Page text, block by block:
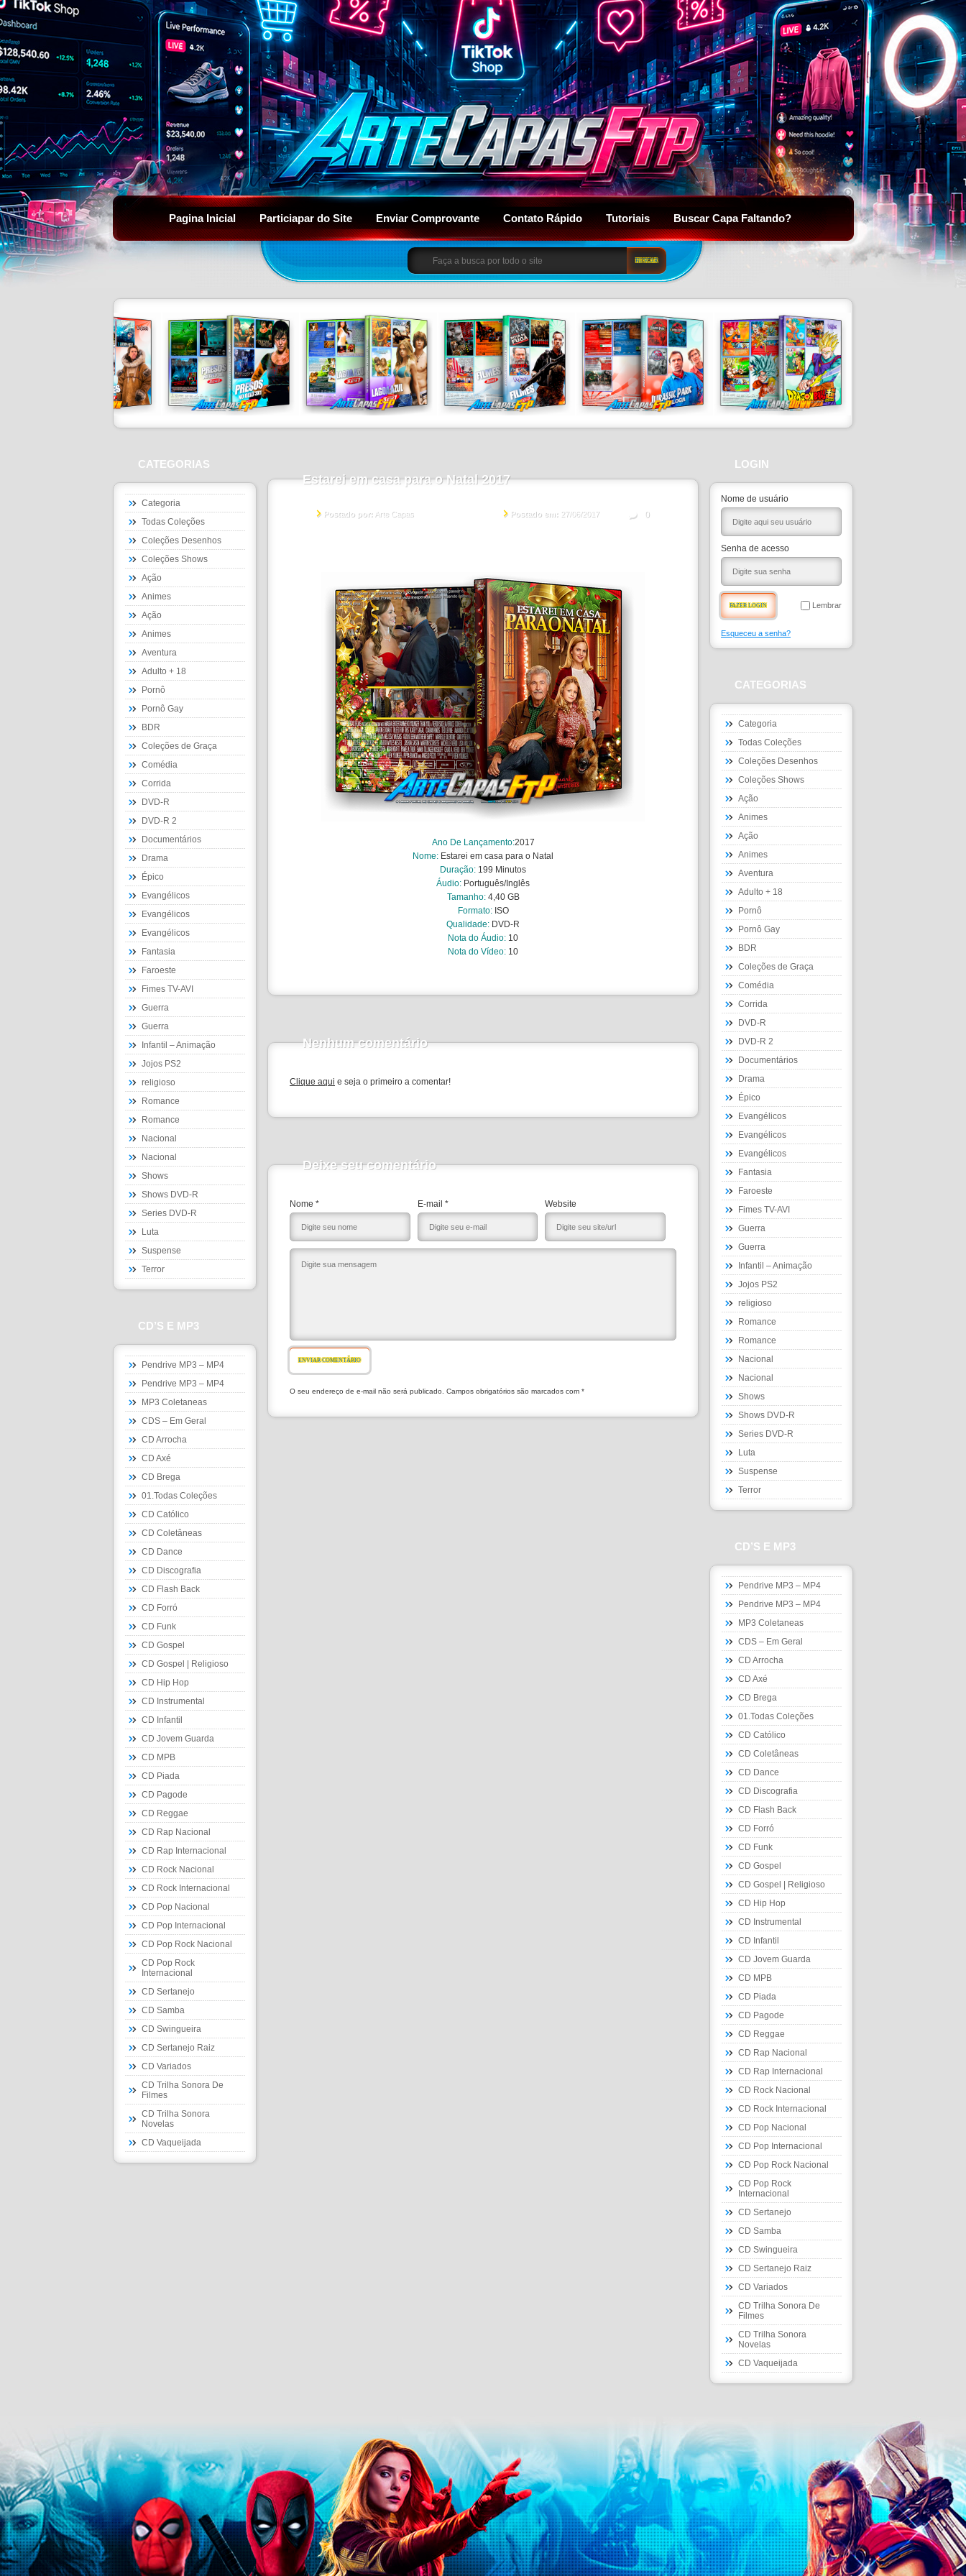
Pagina Inicial Particiapar do Site Enviar Comprovante Contato Rápido Tutoriais Buscar Capa Faltando?
BUSCAR
CATEGORIAS
Categoria
Todas Coleções
Coleções Desenhos
Coleções Shows
Ação
Animes
Ação
Animes
Aventura
Adulto + 18
Pornô
Pornô Gay
BDR
Coleções de Graça
Comédia
Corrida
DVD-R
DVD-R 2
Documentários
Drama
Épico
Evangélicos
Evangélicos
Evangélicos
Fantasia
Faroeste
Fimes TV-AVI
Guerra
Guerra
Infantil – Animação
Jojos PS2
religioso
Romance
Romance
Nacional
Nacional
Shows
Shows DVD-R
Series DVD-R
Luta
Suspense
Terror
CD’S E MP3
Pendrive MP3 – MP4
Pendrive MP3 – MP4
MP3 Coletaneas
CDS – Em Geral
CD Arrocha
CD Axé
CD Brega
01.Todas Coleções
CD Católico
CD Coletâneas
CD Dance
CD Discografia
CD Flash Back
CD Forró
CD Funk
CD Gospel
CD Gospel | Religioso
CD Hip Hop
CD Instrumental
CD Infantil
CD Jovem Guarda
CD MPB
CD Piada
CD Pagode
CD Reggae
CD Rap Nacional
CD Rap Internacional
CD Rock Nacional
CD Rock Internacional
CD Pop Nacional
CD Pop Internacional
CD Pop Rock Nacional
CD Pop Rock
Internacional
CD Sertanejo
CD Samba
CD Swingueira
CD Sertanejo Raiz
CD Variados
CD Trilha Sonora De
Filmes
CD Trilha Sonora
Novelas
CD Vaqueijada
Estarei em casa para o Natal 2017
Postado por: Arte Capas 0
Postado em: 27/06/2017
Ano De Lançamento:2017
Nome: Estarei em casa para o Natal
Duração: 199 Minutos
Áudio: Português/Inglês
Tamanho: 4,40 GB
Formato:ISO
Qualidade: DVD-R
Nota do Áudio: 10
Nota do Vídeo: 10
Nenhum comentário
Clique aqui e seja o primeiro a comentar!
Deixe seu comentário
Nome * E-mail * Website
ENVIAR COMENTÁRIO
O seu endereço de e-mail não será publicado. Campos obrigatórios são marcados com *
LOGIN
Nome de usuário
Senha de acesso
Lembrar
Esqueceu a senha?
CATEGORIAS
Categoria
Todas Coleções
Coleções Desenhos
Coleções Shows
Ação
Animes
Ação
Animes
Aventura
Adulto + 18
Pornô
Pornô Gay
BDR
Coleções de Graça
Comédia
Corrida
DVD-R
DVD-R 2
Documentários
Drama
Épico
Evangélicos
Evangélicos
Evangélicos
Fantasia
Faroeste
Fimes TV-AVI
Guerra
Guerra
Infantil – Animação
Jojos PS2
religioso
Romance
Romance
Nacional
Nacional
Shows
Shows DVD-R
Series DVD-R
Luta
Suspense
Terror
CD’S E MP3
Pendrive MP3 – MP4
Pendrive MP3 – MP4
MP3 Coletaneas
CDS – Em Geral
CD Arrocha
CD Axé
CD Brega
01.Todas Coleções
CD Católico
CD Coletâneas
CD Dance
CD Discografia
CD Flash Back
CD Forró
CD Funk
CD Gospel
CD Gospel | Religioso
CD Hip Hop
CD Instrumental
CD Infantil
CD Jovem Guarda
CD MPB
CD Piada
CD Pagode
CD Reggae
CD Rap Nacional
CD Rap Internacional
CD Rock Nacional
CD Rock Internacional
CD Pop Nacional
CD Pop Internacional
CD Pop Rock Nacional
CD Pop Rock
Internacional
CD Sertanejo
CD Samba
CD Swingueira
CD Sertanejo Raiz
CD Variados
CD Trilha Sonora De
Filmes
CD Trilha Sonora
Novelas
CD Vaqueijada